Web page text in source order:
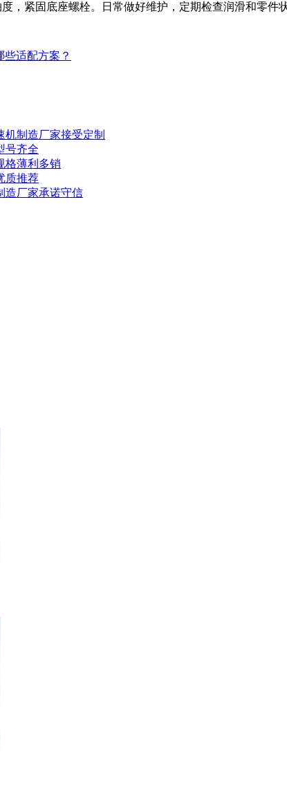
，紧固底座螺栓。日常做好维护，定期检查润滑和零件
适配方案？
制造厂家接受定制
号齐全
格薄利多销
质推荐
造厂家承诺守信